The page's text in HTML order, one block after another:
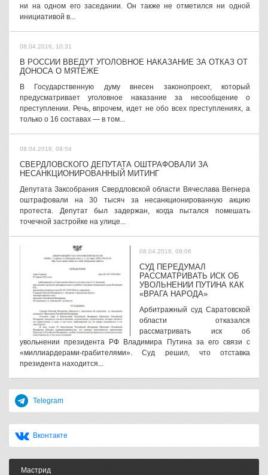
ни на одном его заседании. Он также не отметился ни одной
инициативой в...
08.04.2016, 10:31
В РОССИИ ВВЕДУТ УГОЛОВНОЕ НАКАЗАНИЕ ЗА ОТКАЗ ОТ
ДОНОСА О МЯТЕЖЕ
В Государственную думу внесен законопроект, который
предусматривает уголовное наказание за несообщение о
преступлении. Речь, впрочем, идет не обо всех преступлениях, а
только о 16 составах — в том...
08.04.2016, 09:54
СВЕРДЛОВСКОГО ДЕПУТАТА ОШТРАФОВАЛИ ЗА
НЕСАНКЦИОНИРОВАННЫЙ МИТИНГ
Депутата Заксобрания Свердловской области Вячеслава Вегнера
оштрафовали на 30 тысяч за несанкционированную акцию
протеста. Депутат был задержан, когда пытался помешать
точечной застройке на улице...
08.04.2016, 09:06
СУД ПЕРЕДУМАЛ
РАССМАТРИВАТЬ ИСК ОБ
УВОЛЬНЕНИИ ПУТИНА КАК
«ВРАГА НАРОДА»
Арбитражный суд Саратовской
области отказался
рассматривать иск об
увольнении президента РФ Владимира Путина за его связи с
«миллиардерами-грабителями». Суд решил, что отставка
президента находится...
Telegram
Вконтакте
Мастрид